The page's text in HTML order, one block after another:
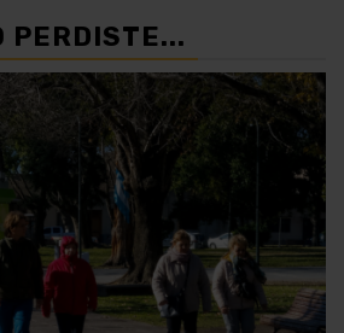
PERDISTE...